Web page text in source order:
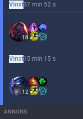
Vinst37 min 52 s
18
Vinst15 min 15 s
12
ANNONS